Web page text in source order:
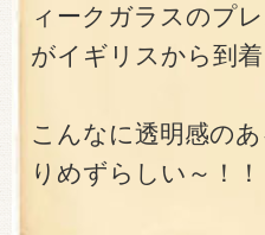
ィークガラスのプ
がイギリスから到着
こんなに透明感の
りめずらしい～！！